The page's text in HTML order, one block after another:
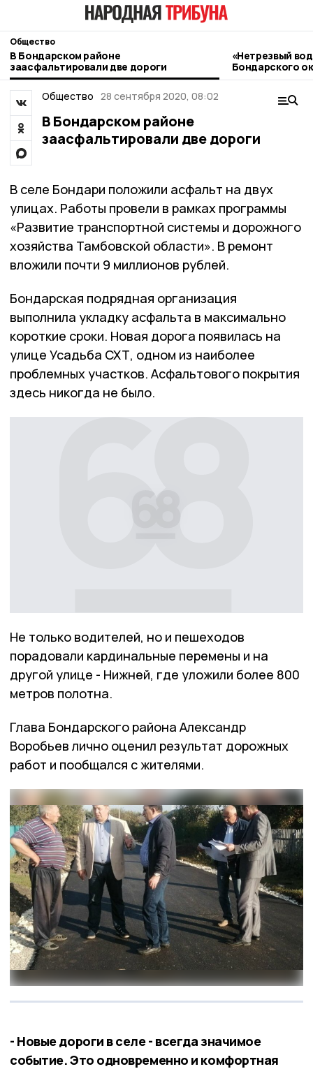
Общество
В Бондарском районе
заасфальтировали две дороги
«Нетрезвый
Бондарского
контроль
Общество 28 сентября 2020, 08:02
В Бондарском районе
заасфальтировали две дороги
В селе Бондари положили асфальт на двух
улицах. Работы провели в рамках программы
«Развитие транспортной системы и дорожного
хозяйства Тамбовской области». В ремонт
вложили почти 9 миллионов рублей.
Бондарская подрядная организация
выполнила укладку асфальта в максимально
короткие сроки. Новая дорога появилась на
улице Усадьба СХТ, одном из наиболее
проблемных участков. Асфальтового покрытия
здесь никогда не было.
Не только водителей, но и пешеходов
порадовали кардинальные перемены и на
другой улице - Нижней, где уложили более 800
метров полотна.
Глава Бондарского района Александр
Воробьев лично оценил результат дорожных
работ и пообщался с жителями.
- Новые дороги в селе - всегда значимое
событие. Это одновременно и комфортная